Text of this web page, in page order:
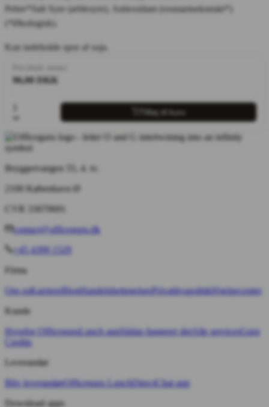
Peber*Salt Syre (æblesyre), Antioxidant (rosmarinekstrakt*)
(*Økologisk).
Kan indeholde spor af soja.
96,00 DKK
Tilføj til kurv
Bryggervangen 55, 4. tv.
2100 København Ø
CVR 33070691
contact@officeguru.dk
+45 4399 1529
Firma
Om osKarriereBlogHandelsbetingelserPrivatlivspolitikHjælpecenter
Kunde
Hvorfor OfficeguruLunch appSådan fungerer detAlle servicesGuru
Credits
Leverandør
Bliv leverandørOfficeguru LunchDirectChat app
Download apps